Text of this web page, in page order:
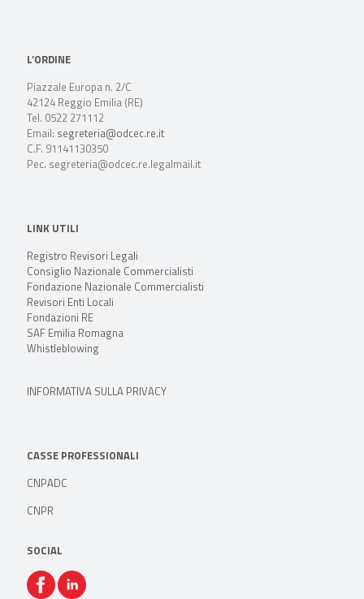
L’ORDINE
Piazzale Europa n. 2/C
42124 Reggio Emilia (RE)
Tel. 0522 271112
Email: segreteria@odcec.re.it
C.F. 91141130350
Pec. segreteria@odcec.re.legalmail.it
LINK UTILI
Registro Revisori Legali
Consiglio Nazionale Commercialisti
Fondazione Nazionale Commercialisti
Revisori Enti Locali
Fondazioni RE
SAF Emilia Romagna
Whistleblowing
INFORMATIVA SULLA PRIVACY
CASSE PROFESSIONALI
CNPADC
CNPR
SOCIAL